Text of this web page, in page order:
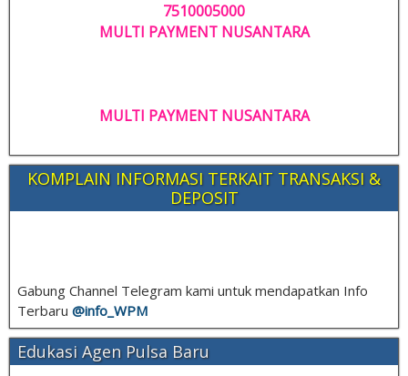
7510005000
MULTI PAYMENT NUSANTARA
MULTI PAYMENT NUSANTARA
KOMPLAIN INFORMASI TERKAIT TRANSAKSI &
DEPOSIT
Gabung Channel Telegram kami untuk mendapatkan Info
Terbaru @info_ WPM
Edukasi Agen Pulsa Baru